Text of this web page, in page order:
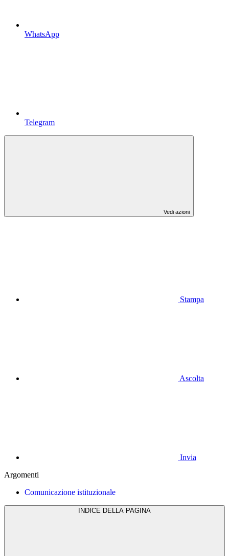
WhatsApp
Telegram
Vedi azioni
Stampa
Ascolta
Invia
Argomenti
Comunicazione istituzionale